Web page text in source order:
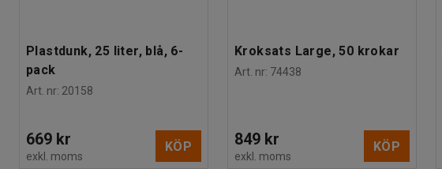
Plastdunk, 25 liter, blå, 6-
pack
Art. nr: 20158
669 kr
exkl. moms
KÖP
Kroksats Large, 50 krokar
Art. nr: 74438
849 kr
exkl. moms
KÖP